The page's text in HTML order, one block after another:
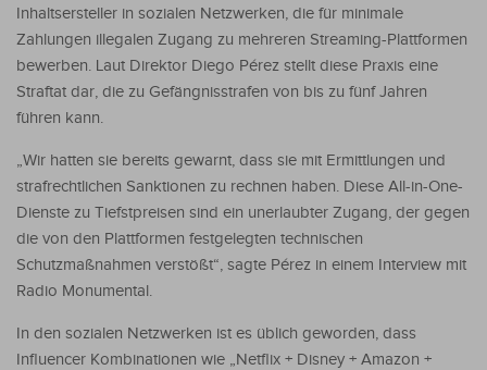
Inhaltsersteller in sozialen Netzwerken, die für minimale
Zahlungen illegalen Zugang zu mehreren Streaming-Plattformen
bewerben. Laut Direktor Diego Pérez stellt diese Praxis eine
Straftat dar, die zu Gefängnisstrafen von bis zu fünf Jahren
führen kann.
„Wir hatten sie bereits gewarnt, dass sie mit Ermittlungen und
strafrechtlichen Sanktionen zu rechnen haben. Diese All-in-One-
Dienste zu Tiefstpreisen sind ein unerlaubter Zugang, der gegen
die von den Plattformen festgelegten technischen
Schutzmaßnahmen verstößt“, sagte Pérez in einem Interview mit
Radio Monumental.
In den sozialen Netzwerken ist es üblich geworden, dass
Influencer Kombinationen wie „Netflix + Disney + Amazon +